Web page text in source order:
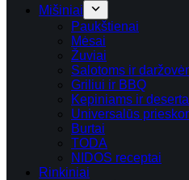
Mišiniai
Paukštienai
Mėsai
Žuviai
Salotoms ir
Griliui ir BBQ
Kepiniams ir
Universalūs
Burtai
TODA
NIDOS receptai
Rinkiniai